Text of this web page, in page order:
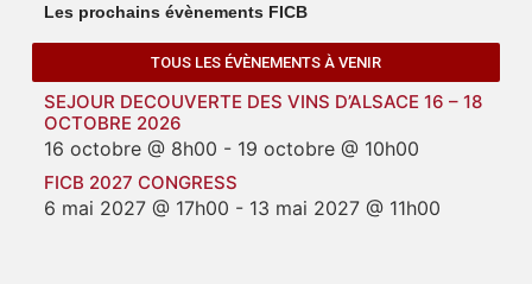
Les prochains évènements FICB
TOUS LES ÉVÈNEMENTS À VENIR
SEJOUR DECOUVERTE DES VINS D’ALSACE 16 – 18
OCTOBRE 2026
16 octobre @ 8h00 - 19 octobre @ 10h00
FICB 2027 CONGRESS
6 mai 2027 @ 17h00 - 13 mai 2027 @ 11h00